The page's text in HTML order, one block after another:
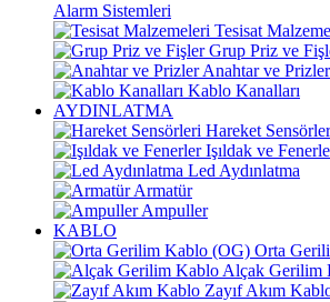
Alarm Sistemleri
Tesisat
Grup Priz ve
Anahtar ve Prizler
Kablo Kanalları
AYDINLATMA
Hareket
Işıldak ve
Led Aydınlatma
Armatür
Ampuller
KABLO
Orta
Alçak Gerilim
Zayıf Akım